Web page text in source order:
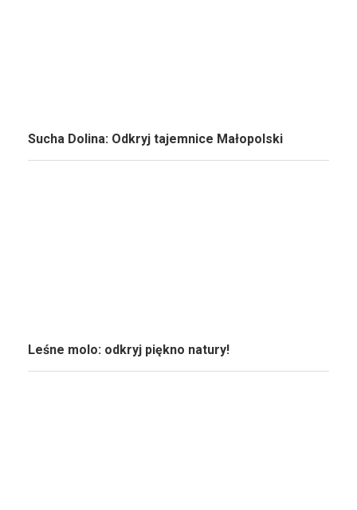
Sucha Dolina: Odkryj tajemnice Małopolski
Leśne molo: odkryj piękno natury!